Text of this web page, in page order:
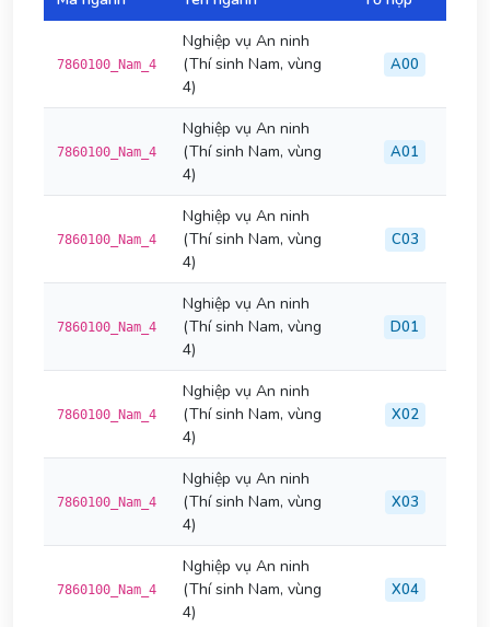
7860100_Nam_4
Nghiệp vụ An ninh
(Thí sinh Nam, vùng
4)
A00
7860100_Nam_4
Nghiệp vụ An ninh
(Thí sinh Nam, vùng
4)
A01
7860100_Nam_4
Nghiệp vụ An ninh
(Thí sinh Nam, vùng
4)
C03
7860100_Nam_4
Nghiệp vụ An ninh
(Thí sinh Nam, vùng
4)
D01
7860100_Nam_4
Nghiệp vụ An ninh
(Thí sinh Nam, vùng
4)
X02
7860100_Nam_4
Nghiệp vụ An ninh
(Thí sinh Nam, vùng
4)
X03
7860100_Nam_4
Nghiệp vụ An ninh
(Thí sinh Nam, vùng
4)
X04